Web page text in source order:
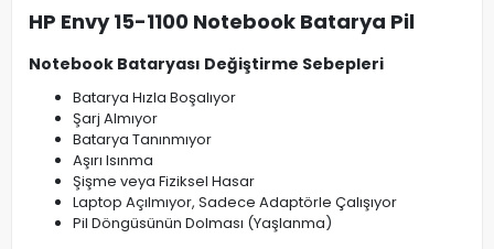
HP Envy 15-1100 Notebook Batarya Pil
Notebook Bataryası Değiştirme Sebepleri
Batarya Hızla Boşalıyor
Şarj Almıyor
Batarya Tanınmıyor
Aşırı Isınma
Şişme veya Fiziksel Hasar
Laptop Açılmıyor, Sadece Adaptörle Çalışıyor
Pil Döngüsünün Dolması (Yaşlanma)